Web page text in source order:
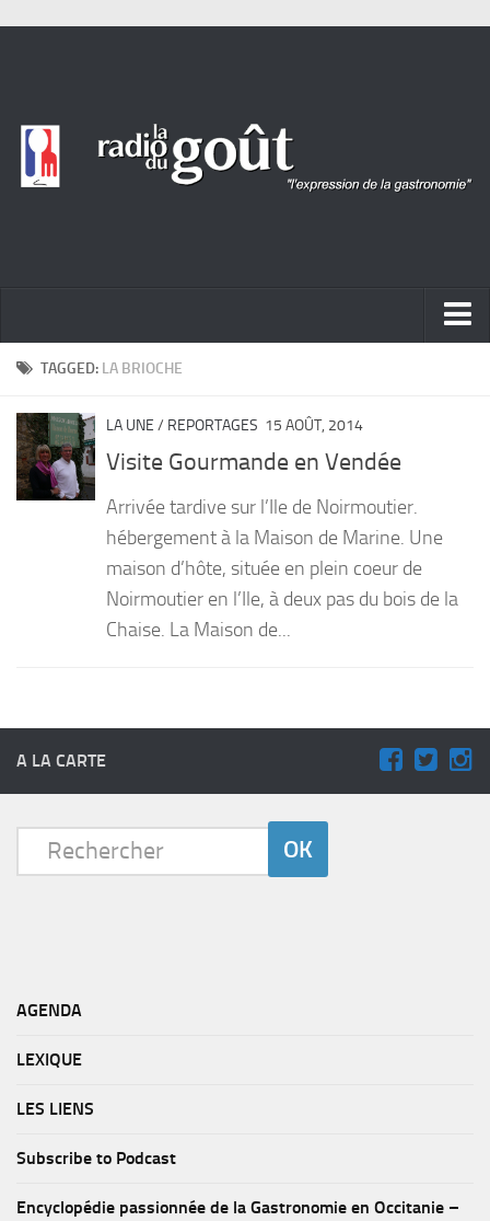
ACTUALITÉ
PORTRAITS
LIVRES
TAGGED: LA BRIOCHE
LA UNE / REPORTAGES 15 AOÛT, 2014
Visite Gourmande en Vendée
Arrivée tardive sur l’Ile de Noirmoutier.
hébergement à la Maison de Marine. Une
maison d’hôte, située en plein coeur de
Noirmoutier en l’Ile, à deux pas du bois de la
Chaise. La Maison de...
A LA CARTE
AGENDA
LEXIQUE
LES LIENS
Subscribe to Podcast
Encyclopédie passionnée de la Gastronomie en Occitanie –